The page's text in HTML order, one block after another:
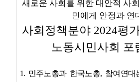
새로운 사회를 위한 대안적 사
민에게 안정과 연
사회정책분야 2024평
노동시민사회 포
1. 민주노총과 한국노총, 참여연대